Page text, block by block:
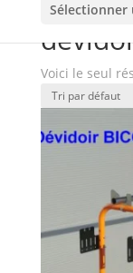
Sélectionner
gaine pebd”
Voici le seul